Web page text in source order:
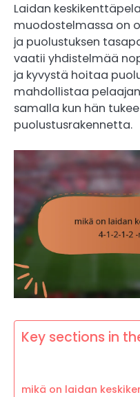
Laidan
muodostelmassa on
ja puolustuksen
vaatii yhdistelmää
ja kyvystä hoitaa
mahdollistaa
samalla kun hän
puolustusrakennetta.
Key sections in
mikä on laidan